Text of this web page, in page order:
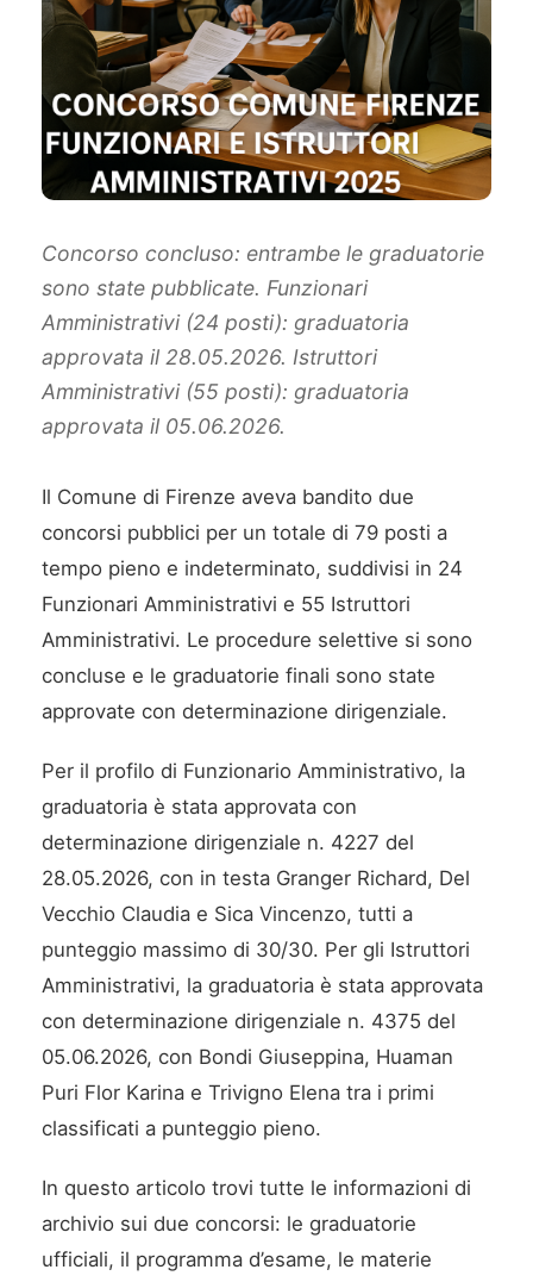
Concorso concluso: entrambe le graduatorie
sono state pubblicate. Funzionari
Amministrativi (24 posti): graduatoria
approvata il 28.05.2026. Istruttori
Amministrativi (55 posti): graduatoria
approvata il 05.06.2026.
Il Comune di Firenze aveva bandito due
concorsi pubblici per un totale di 79 posti a
tempo pieno e indeterminato, suddivisi in 24
Funzionari Amministrativi e 55 Istruttori
Amministrativi. Le procedure selettive si sono
concluse e le graduatorie finali sono state
approvate con determinazione dirigenziale.
Per il profilo di Funzionario Amministrativo, la
graduatoria è stata approvata con
determinazione dirigenziale n. 4227 del
28.05.2026, con in testa Granger Richard, Del
Vecchio Claudia e Sica Vincenzo, tutti a
punteggio massimo di 30/30. Per gli Istruttori
Amministrativi, la graduatoria è stata approvata
con determinazione dirigenziale n. 4375 del
05.06.2026, con Bondi Giuseppina, Huaman
Puri Flor Karina e Trivigno Elena tra i primi
classificati a punteggio pieno.
In questo articolo trovi tutte le informazioni di
archivio sui due concorsi: le graduatorie
ufficiali, il programma d’esame, le materie